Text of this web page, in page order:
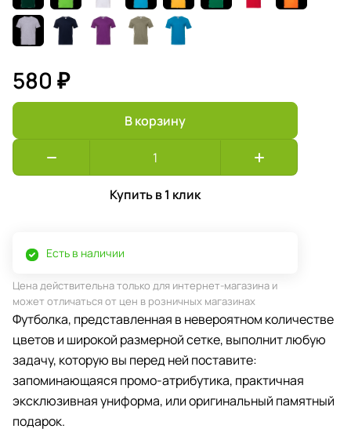
580 ₽
В корзину
Купить в 1 клик
Есть в наличии
Цена действительна только для интернет-магазина и
может отличаться от цен в розничных магазинах
Футболка, представленная в невероятном количестве
цветов и широкой размерной сетке, выполнит любую
задачу, которую вы перед ней поставите:
запоминающаяся промо-атрибутика, практичная
эксклюзивная униформа, или оригинальный памятный
подарок.